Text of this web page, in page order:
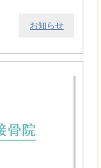
お知らせ